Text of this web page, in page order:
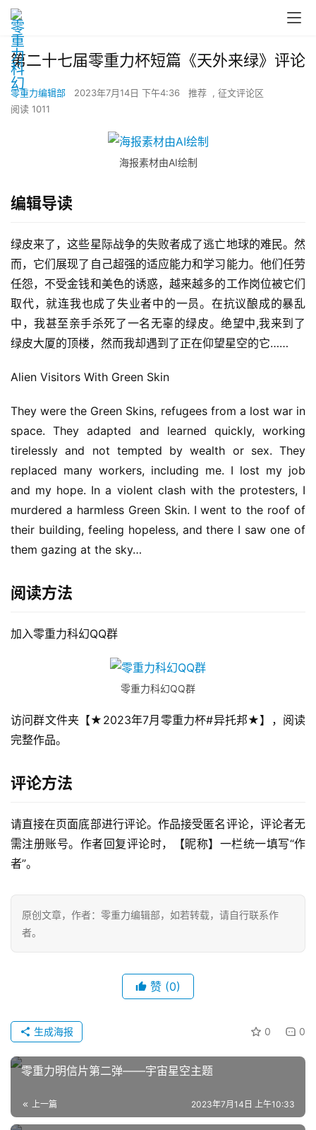
重
科
幻
征
文
投
稿
资
主
题
登录
第二十七届零重力杯短篇《天外来绿》评论
零重力编辑部 2023年7月14日 下午4:36 推荐 , 征文评论区
阅读 1011
海报素材由AI绘制
编辑导读
绿皮来了，这些星际战争的失败者成了逃亡地球的难民。然
而，它们展现了自己超强的适应能力和学习能力。他们任劳
任怨，不受金钱和美色的诱惑，越来越多的工作岗位被它们
取代，就连我也成了失业者中的一员。在抗议酿成的暴乱
中，我甚至亲手杀死了一名无辜的绿皮。绝望中,我来到了
绿皮大厦的顶楼，然而我却遇到了正在仰望星空的它……
Alien Visitors With Green Skin
They were the Green Skins, refugees from a lost war in
space. They adapted and learned quickly, working
tirelessly and not tempted by wealth or sex. They
replaced many workers, including me. I lost my job
and my hope. In a violent clash with the protesters, I
murdered a harmless Green Skin. I went to the roof of
their building, feeling hopeless, and there I saw one of
them gazing at the sky…
阅读方法
加入零重力科幻QQ群
零重力科幻QQ群
访问群文件夹【★2023年7月零重力杯#异托邦★】，阅读
完整作品。
评论方法
请直接在页面底部进行评论。作品接受匿名评论，评论者无
需注册账号。作者回复评论时，【昵称】一栏统一填写“作
者”。
原创文章，作者：零重力编辑部，如若转载，请自行联系作
者。
赞 (0)
0 0
生成海报
零重力明信片第二弹——宇宙星空主题
上一篇 2023年7月14日 上午10:33